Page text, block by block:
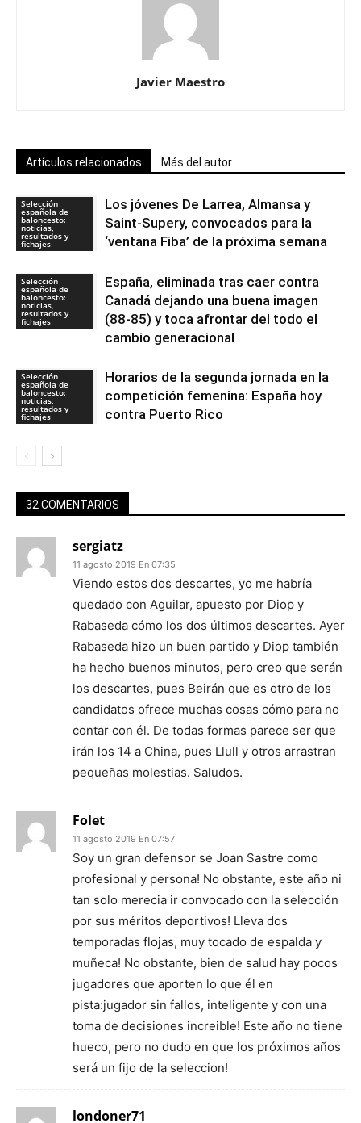
Javier Maestro
Artículos relacionados Más del autor
Selección
española de
baloncesto:
noticias,
resultados y
fichajes
Los jóvenes De Larrea, Almansa y
Saint-Supery, convocados para la
‘ventana Fiba’ de la próxima semana
Selección
española de
baloncesto:
noticias,
resultados y
fichajes
España, eliminada tras caer contra
Canadá dejando una buena imagen
(88-85) y toca afrontar del todo el
cambio generacional
Selección
española de
baloncesto:
noticias,
resultados y
fichajes
Horarios de la segunda jornada en la
competición femenina: España hoy
contra Puerto Rico
32 COMENTARIOS
sergiatz
11 agosto 2019 En 07:35
Viendo estos dos descartes, yo me habría
quedado con Aguilar, apuesto por Diop y
Rabaseda cómo los dos últimos descartes. Ayer
Rabaseda hizo un buen partido y Diop también
ha hecho buenos minutos, pero creo que serán
los descartes, pues Beirán que es otro de los
candidatos ofrece muchas cosas cómo para no
contar con él. De todas formas parece ser que
irán los 14 a China, pues Llull y otros arrastran
pequeñas molestias. Saludos.
Folet
11 agosto 2019 En 07:57
Soy un gran defensor se Joan Sastre como
profesional y persona! No obstante, este año ni
tan solo merecia ir convocado con la selección
por sus méritos deportivos! Lleva dos
temporadas flojas, muy tocado de espalda y
muñeca! No obstante, bien de salud hay pocos
jugadores que aporten lo que él en
pista:jugador sin fallos, inteligente y con una
toma de decisiones increible! Este año no tiene
hueco, pero no dudo en que los próximos años
será un fijo de la seleccion!
londoner71